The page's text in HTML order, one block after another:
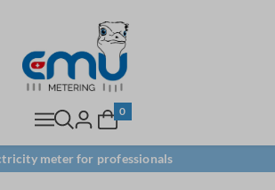
0
meter for professionals